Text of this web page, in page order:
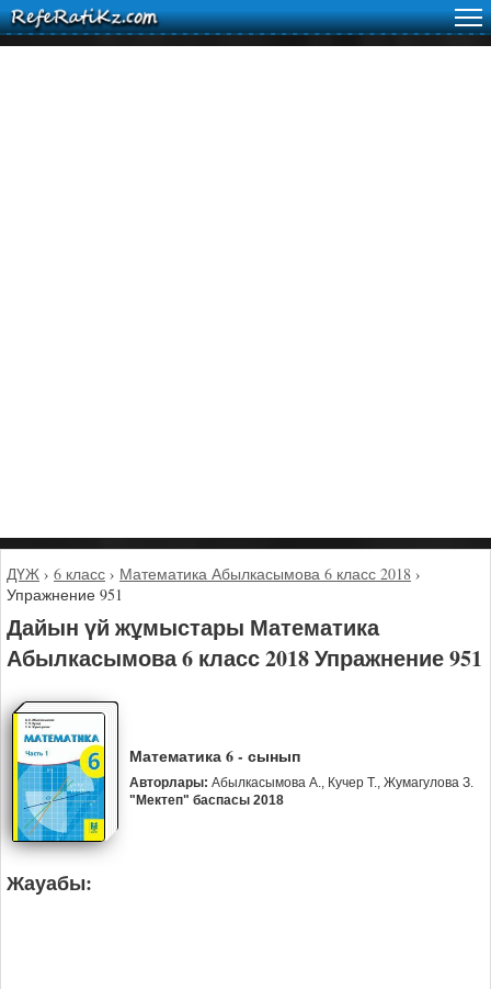
ДҮЖ › 6 класс › Математика Абылкасымова 6 класс 2018 ›
Упражнение 951
Дайын үй жұмыстары Математика
Абылкасымова 6 класс 2018 Упражнение 951
Математика 6 - сынып
Авторлары: Абылкасымова А., Кучер Т., Жумагулова З.
"Мектеп" баспасы 2018
Жауабы: